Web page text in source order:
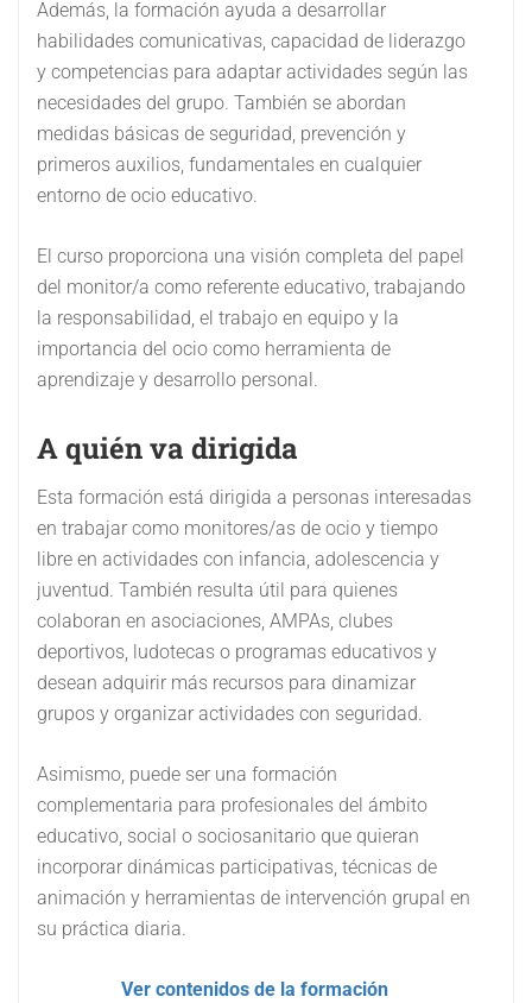
Además, la formación ayuda a desarrollar
habilidades comunicativas, capacidad de liderazgo
y competencias para adaptar actividades según las
necesidades del grupo. También se abordan
medidas básicas de seguridad, prevención y
primeros auxilios, fundamentales en cualquier
entorno de ocio educativo.
El curso proporciona una visión completa del papel
del monitor/a como referente educativo, trabajando
la responsabilidad, el trabajo en equipo y la
importancia del ocio como herramienta de
aprendizaje y desarrollo personal.
A quién va dirigida
Esta formación está dirigida a personas interesadas
en trabajar como monitores/as de ocio y tiempo
libre en actividades con infancia, adolescencia y
juventud. También resulta útil para quienes
colaboran en asociaciones, AMPAs, clubes
deportivos, ludotecas o programas educativos y
desean adquirir más recursos para dinamizar
grupos y organizar actividades con seguridad.
Asimismo, puede ser una formación
complementaria para profesionales del ámbito
educativo, social o sociosanitario que quieran
incorporar dinámicas participativas, técnicas de
animación y herramientas de intervención grupal en
su práctica diaria.
Ver contenidos de la formación